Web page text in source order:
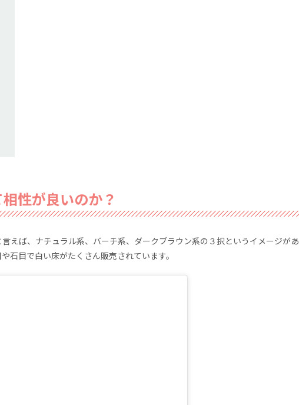
性が良いのか？
えば、ナチュラル系、バーチ系、ダークブラウン系の３択というイメージがあ
石目で白い床がたくさん販売されています。